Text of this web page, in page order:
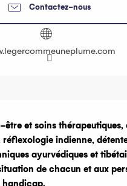
Contactez-nous
être et soins thérapeutiques,
réflexologie indienne,
ayurvédiques et
de chacun et aux
handicap.